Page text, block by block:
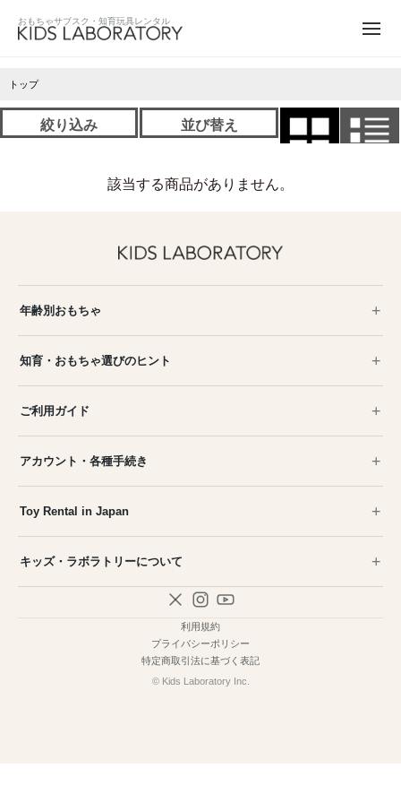
トップ
絞り込み 並び替え
該当する商品がありません。
年齢別おもちゃ
知育・おもちゃ選びのヒント
ご利用ガイド
アカウント・各種手続き
Toy Rental in Japan
キッズ・ラボラトリーについて
利用規約
プライバシーポリシー
特定商取引法に基づく表記